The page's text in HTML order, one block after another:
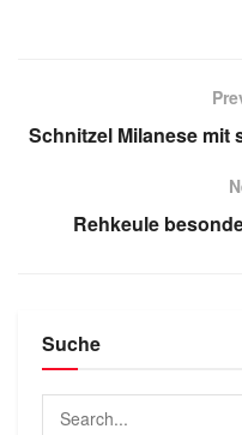
Schnitzel Milanese mit
Rehkeule
Suche